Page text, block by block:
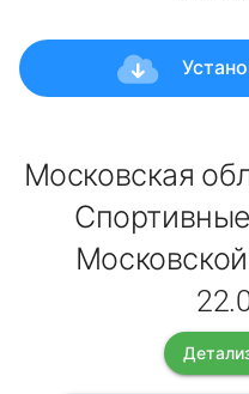
Московская